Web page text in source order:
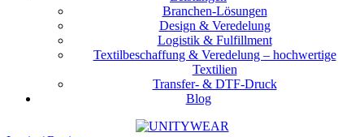
Branchen-Lösungen
Design & Veredelung
Logistik & Fulfillment
Textilbeschaffung & Veredelung – hochwertige
Textilien
Transfer- & DTF-Druck
Blog